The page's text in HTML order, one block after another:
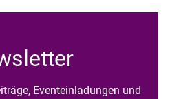
Eventeinladungen und